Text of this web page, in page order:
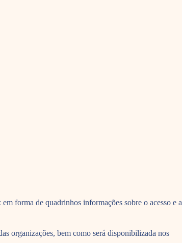
forma de quadrinhos informações sobre o acesso e a
organizações, bem como será disponibilizada nos